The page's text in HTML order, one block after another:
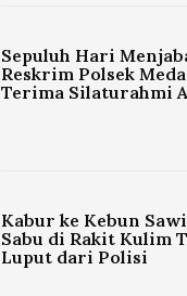
Sepuluh Hari
Reskrim Polsek
Terima Silaturahmi
Kabur ke Kebun
Sabu di Rakit Kulim
Luput dari Polisi